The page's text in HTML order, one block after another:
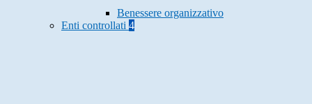
Benessere organizzativo
Enti controllati 4